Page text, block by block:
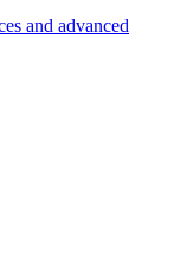
and advanced